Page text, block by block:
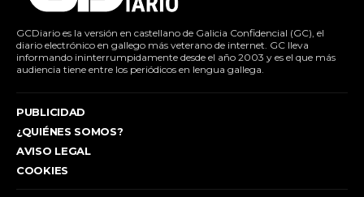
GCDiario es la versión en castellano de Galicia Confidencial (GC), el
diario electrónico en gallego más veterano de internet. GC lleva
informando ininterrumpidamente desde el año 2003 y es el que más
audiencia tiene entre los periódicos en lengua gallega.
PUBLICIDAD
¿QUIÉNES SOMOS?
AVISO LEGAL
COOKIES